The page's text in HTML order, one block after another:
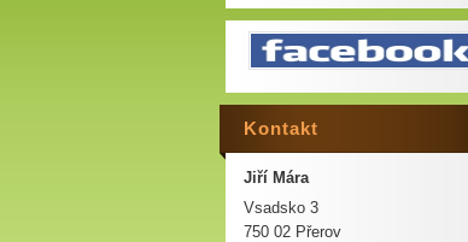
Kontakt
Jiří Mára
Vsadsko 3
750 02 Přerov